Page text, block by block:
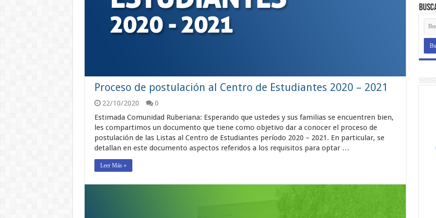
Proceso de postulación al Centro de Estudiantes 2020 – 2021
22/10/2020
0
Estimada Comunidad Ruberiana: Esperando que ustedes y sus familias se encuentren bien,
les compartimos un documento que tiene como objetivo dar a conocer el proceso de
postulación de las Listas al Centro de Estudiantes período 2020 – 2021. En particular, se
detallan en este documento aspectos referidos a los requisitos para optar …
Leer Más »